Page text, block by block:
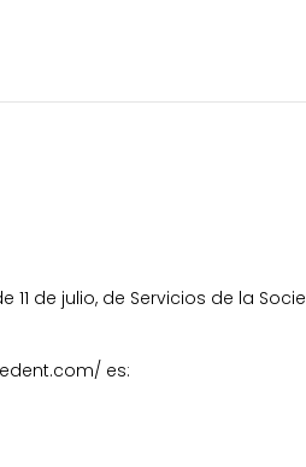
11 de julio, de Servicios de la
es: